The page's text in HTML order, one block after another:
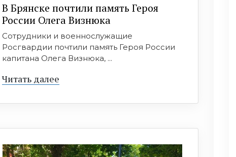
В Брянске почтили память Героя
России Олега Визнюка
Сотрудники и военнослужащие
Росгвардии почтили память Героя России
капитана Олега Визнюка, ...
Читать далее